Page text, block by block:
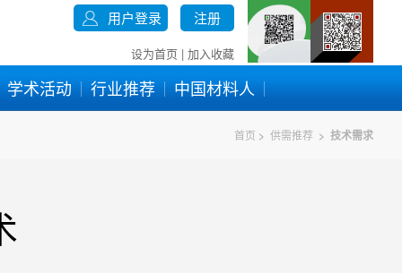
用户登录 注册
设为首页 | 加入收藏
学术活动 行业推荐 中国材料人
首页 > 供需推荐 > 技术需求